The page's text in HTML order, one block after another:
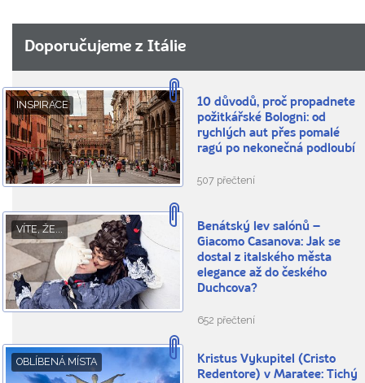
Doporučujeme z Itálie
INSPIRACE
10 důvodů, proč propadnete
požitkářské Bologni: od
rychlých aut přes pomalé
ragú po nekonečná podloubí
507 přečtení
VÍTE, ŽE...
Benátský lev salónů –
Giacomo Casanova: Jak se
dostal z italského města
elegance až do českého
Duchcova?
652 přečtení
OBLÍBENÁ MÍSTA
Kristus Vykupitel (Cristo
Redentore) v Maratee: Tichý